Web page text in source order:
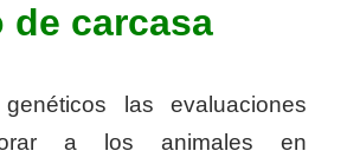
de carcasa
las evaluaciones
a los animales en